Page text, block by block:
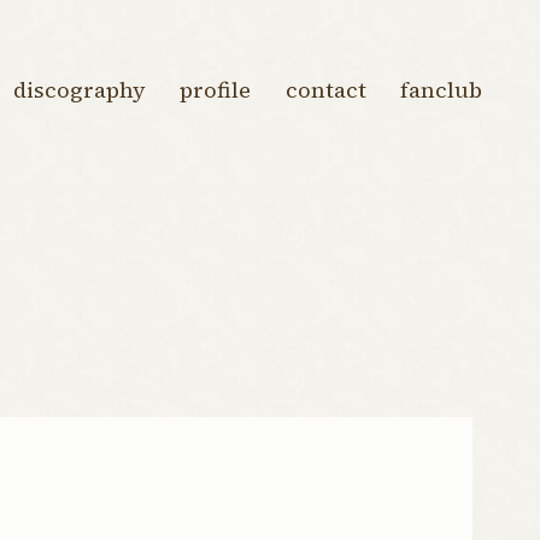
discography profile contact fanclub